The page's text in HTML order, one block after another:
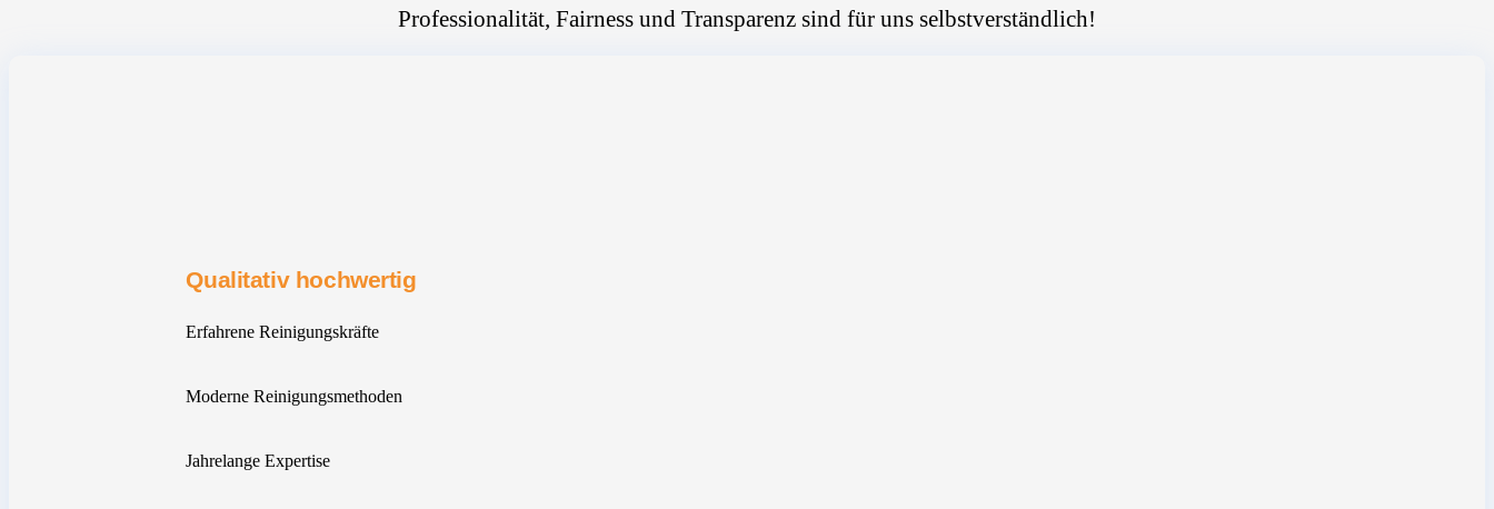
Professionalität, Fairness und Transparenz sind für uns selbstverständlich!
Qualitativ hochwertig
Erfahrene Reinigungskräfte
Moderne Reinigungsmethoden
Jahrelange Expertise